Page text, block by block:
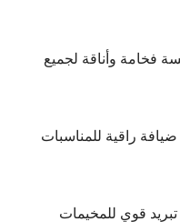
فخامة وأناقة لجميع
راقية للمناسبات
قوي للمخيمات